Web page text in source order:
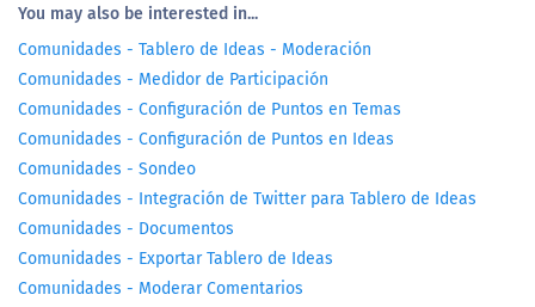
You may also be interested in...
Comunidades - Tablero de Ideas - Moderación
Comunidades - Medidor de Participación
Comunidades - Configuración de Puntos en Temas
Comunidades - Configuración de Puntos en Ideas
Comunidades - Sondeo
Comunidades - Integración de Twitter para Tablero de Ideas
Comunidades - Documentos
Comunidades - Exportar Tablero de Ideas
Comunidades - Moderar Comentarios